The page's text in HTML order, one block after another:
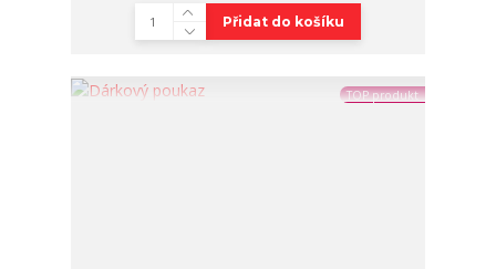
Přidat do košíku
TOP produkt